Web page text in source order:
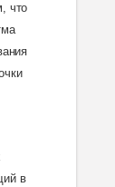
что
в